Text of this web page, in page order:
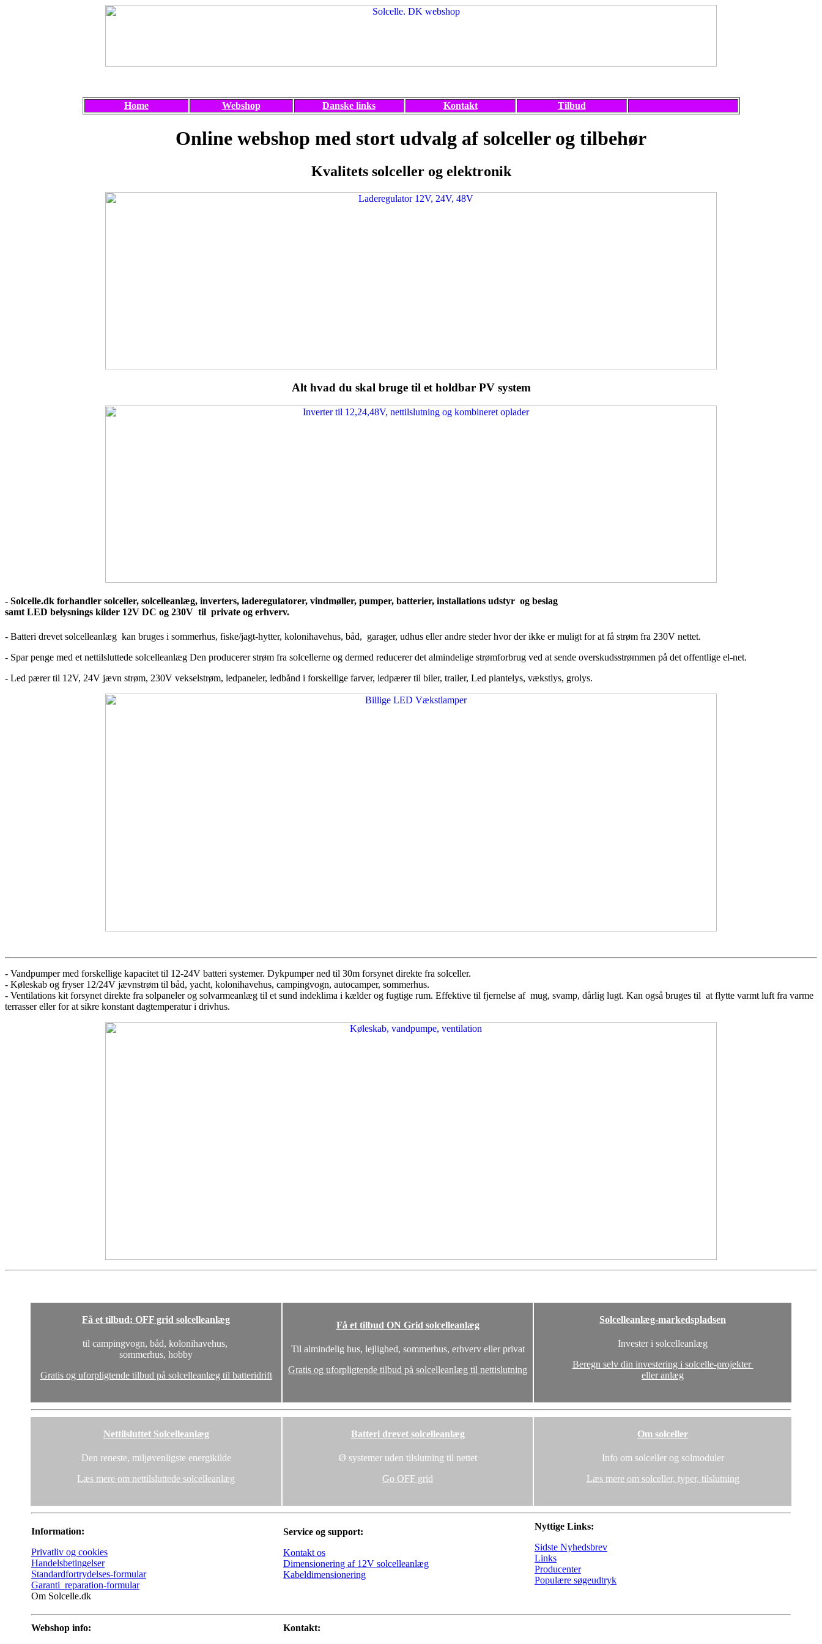
Home Webshop Danske links Kontakt Tilbud
Online webshop med stort udvalg af solceller og tilbehør
Kvalitets solceller og elektronik
Alt hvad du skal bruge til et holdbar PV system
- Solcelle.dk forhandler solceller, solcelleanlæg, inverters, laderegulatorer, vindmøller, pumper, batterier, installations udstyr og beslag
samt LED belysnings kilder 12V DC og 230V til private og erhverv.
- Batteri drevet solcelleanlæg kan bruges i sommerhus, fiske/jagt-hytter, kolonihavehus, båd, garager, udhus eller andre steder hvor der ikke er muligt for at få strøm fra 230V nettet.
- Spar penge med et nettilsluttede solcelleanlæg Den producerer strøm fra solcellerne og dermed reducerer det almindelige strømforbrug ved at sende overskudsstrømmen på det offentlige el-net.
- Led pærer til 12V, 24V jævn strøm, 230V vekselstrøm, ledpaneler, ledbånd i forskellige farver, ledpærer til biler, trailer, Led plantelys, vækstlys, grolys.
- Vandpumper med forskellige kapacitet til 12-24V batteri systemer. Dykpumper ned til 30m forsynet direkte fra solceller.
- Køleskab og fryser 12/24V jævnstrøm til båd, yacht, kolonihavehus, campingvogn, autocamper, sommerhus.
- Ventilations kit forsynet direkte fra solpaneler og solvarmeanlæg til et sund indeklima i kælder og fugtige rum. Effektive til fjernelse af mug, svamp, dårlig lugt. Kan også bruges til at flytte varmt luft fra varme
terrasser eller for at sikre konstant dagtemperatur i drivhus.
Få et tilbud: OFF grid solcelleanlæg
til campingvogn, båd, kolonihavehus,
sommerhus, hobby
Gratis og uforpligtende tilbud på solcelleanlæg til batteridrift
Få et tilbud ON Grid solcelleanlæg
Til almindelig hus, lejlighed, sommerhus, erhverv eller privat
Gratis og uforpligtende tilbud på solcelleanlæg til nettislutning
Solcelleanlæg-markedspladsen
Invester i solcelleanlæg
Beregn selv din investering i solcelle-projekter
eller anlæg
Nettilsluttet Solcelleanlæg
Den reneste, miljøvenligste energikilde
Læs mere om nettilsluttede solcelleanlæg
Batteri drevet solcelleanlæg
Ø systemer uden tilslutning til nettet
Go OFF grid
Om solceller
Info om solceller og solmoduler
Læs mere om solceller, typer, tilslutning
Information:
Privatliv og cookies
Handelsbetingelser
Standardfortrydelses-formular
Garanti_reparation-formular
Om Solcelle.dk
Service og support:
Kontakt os
Dimensionering af 12V solcelleanlæg
Kabeldimensionering
Nyttige Links:
Sidste Nyhedsbrev
Links
Producenter
Populære søgeudtryk
Webshop info:
Kontakt: